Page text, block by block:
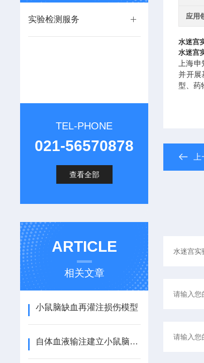
实验检测服务
TEL-PHONE
021-56570878
查看全部
ARTICLE
相关文章
小鼠脑缺血再灌注损伤模型
自体血液输注建立小鼠脑出血模型
应用
水迷宫
水迷宫
上海
并开展
型、药